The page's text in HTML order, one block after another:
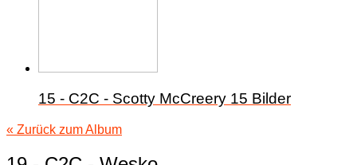
15 - C2C - Scotty McCreery 15 Bilder
« Zurück zum Album